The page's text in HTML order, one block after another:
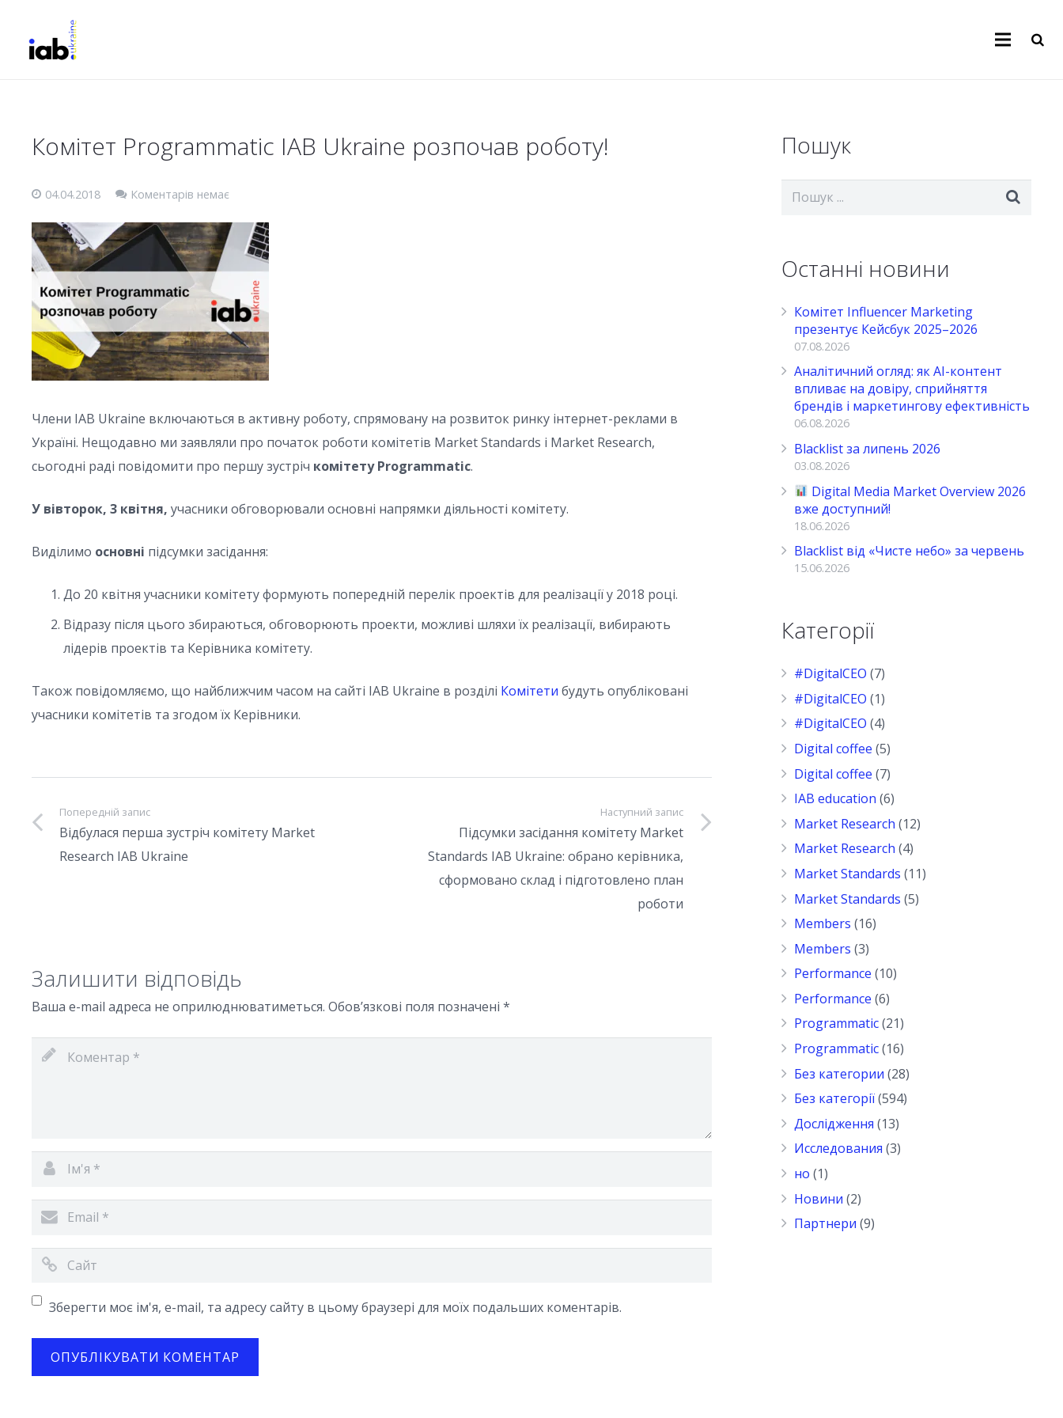
Комітет Programmatic IAB Ukraine розпочав роботу!
04.04.2018 Коментарів немає
Члени IAB Ukraine включаються в активну роботу, спрямовану на розвиток ринку інтернет-реклами в
Україні. Нещодавно ми заявляли про початок роботи комітетів Market Standards і Market Research,
сьогодні раді повідомити про першу зустріч комітету Programmatic.
У вівторок, 3 квітня, учасники обговорювали основні напрямки діяльності комітету.
Виділимо основні підсумки засідання:
До 20 квітня учасники комітету формують попередній перелік проектів для реалізації у 2018 році.
Відразу після цього збираються, обговорюють проекти, можливі шляхи їх реалізації, вибирають
лідерів проектів та Керівника комітету.
Також повідомляємо, що найближчим часом на сайті IAB Ukraine в розділі Комітети будуть опубліковані
учасники комітетів та згодом їх Керівники.
Попередній запис
Відбулася перша зустріч комітету Market
Research IAB Ukraine
Наступний запис
Підсумки засідання комітету Market
Standards IAB Ukraine: обрано керівника,
сформовано склад і підготовлено план
роботи
Залишити відповідь
Ваша e-mail адреса не оприлюднюватиметься. Обов’язкові поля позначені *
Зберегти моє ім'я, e-mail, та адресу сайту в цьому браузері для моїх подальших коментарів.
Пошук
Останні новини
Комітет Influencer Marketing
презентує Кейсбук 2025–2026
07.08.2026
Аналітичний огляд: як AI-контент
впливає на довіру, сприйняття
брендів і маркетингову ефективність
06.08.2026
Blacklist за липень 2026
03.08.2026
Digital Media Market Overview 2026
вже доступний!
18.06.2026
Blacklist від «Чисте небо» за червень
15.06.2026
Категорії
#DigitalCEO (7)
#DigitalCEO (1)
#DigitalCEO (4)
Digital coffee (5)
Digital coffee (7)
IAB education (6)
Market Research (12)
Market Research (4)
Market Standards (11)
Market Standards (5)
Members (16)
Members (3)
Performance (10)
Performance (6)
Programmatic(21)
Programmatic(16)
Без категории (28)
Без категорії(594)
Дослідження (13)
Исследования (3)
но (1)
Новини (2)
Партнери (9)